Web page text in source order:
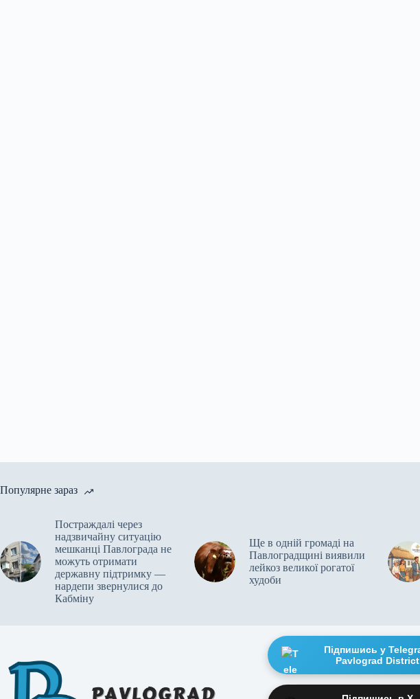
Популярне зараз
Постраждалі через
надзвичайну ситуацію
мешканці Павлограда не
можуть отримати
державну підтримку —
нардепи звернулися до
Кабміну
Ще в одній громаді на
Павлоградщині виявили
лейкоз великої рогатої
худоби
Підпишись у
Pavlograd District